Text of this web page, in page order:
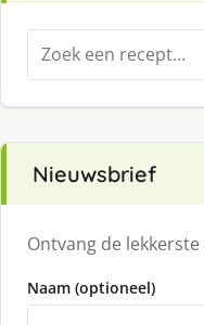
Zoeken
naar:
Nieuwsbrief
Ontvang de
Naam (optioneel)